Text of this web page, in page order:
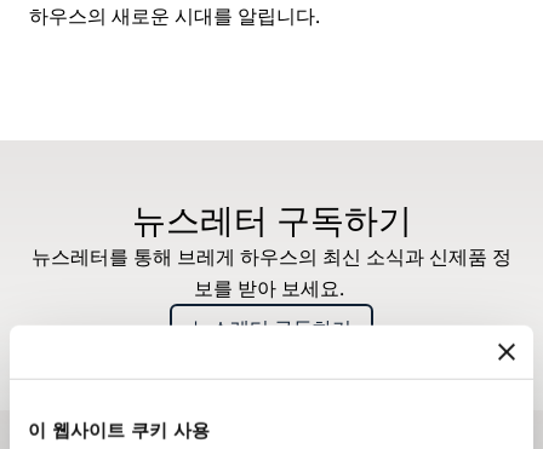
이 웹사이트 쿠키 사용
하우스의 새로운 시대를 알립니다.
뉴스레터 구독하기
뉴스레터를 통해 브레게 하우스의 최신 소식과 신제품 정
보를 받아 보세요.
뉴스레터 구독하기